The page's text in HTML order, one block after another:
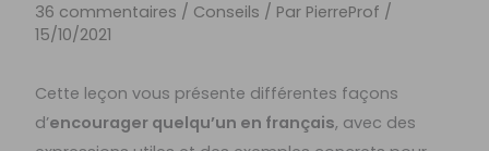
36 commentaires / Conseils / Par PierreProf /
15/10/2021
Cette leçon vous présente différentes façons
d’encourager quelqu’un en français, avec des